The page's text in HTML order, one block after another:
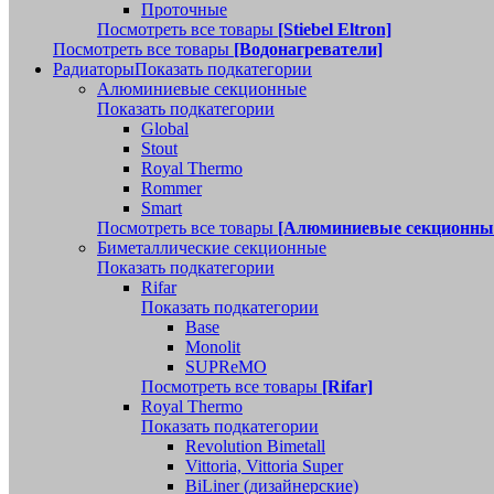
Проточные
Посмотреть все товары [Stiebel Eltron]
Посмотреть все товары [Водонагреватели]
РадиаторыПоказать подкатегории
Алюминиевые секционные
Показать подкатегории
Global
Stout
Royal Thermo
Rommer
Smart
Посмотреть все товары [Алюминиевые
Биметаллические секционные
Показать подкатегории
Rifar
Показать подкатегории
Base
Monolit
SUPReMO
Посмотреть все товары [Rifar]
Royal Thermo
Показать подкатегории
Revolution Bimetall
Vittoria, Vittoria Super
BiLiner (дизайнерские)